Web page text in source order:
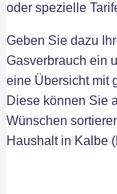
oder spezielle
Geben Sie dazu
Gasverbrauch ein
eine Übersicht mit
Diese können Sie
Wünschen
Haushalt in Kalbe